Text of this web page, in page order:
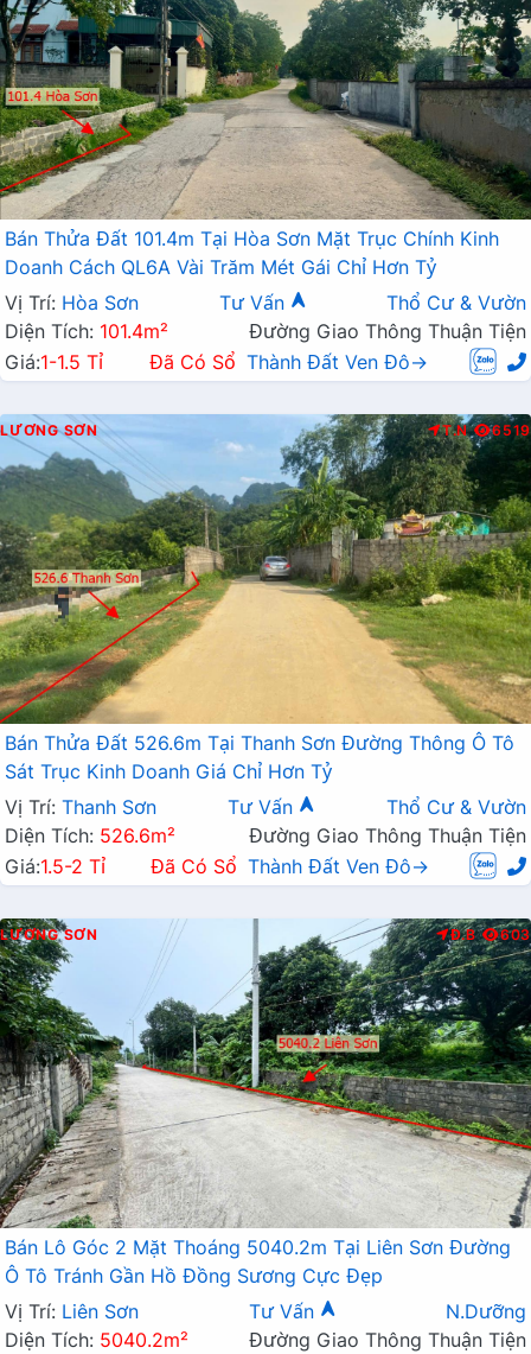
Bán Thửa Đất 101.4m Tại Hòa Sơn Mặt Trục Chính Kinh
Doanh Cách QL6A Vài Trăm Mét Gái Chỉ Hơn Tỷ
Vị Trí: Hòa Sơn Tư Vấn
Thổ Cư & Vườn
Diện Tích: 101.4m²
Đường Giao Thông Thuận Tiện
Giá:1-1.5 Tỉ Đã Có Sổ Thành Đất Ven Đô→
LƯƠNG SƠN T.N 6519
Bán Thửa Đất 526.6m Tại Thanh Sơn Đường Thông Ô Tô
Sát Trục Kinh Doanh Giá Chỉ Hơn Tỷ
Vị Trí: Thanh Sơn Tư Vấn
Thổ Cư & Vườn
Diện Tích: 526.6m²
Đường Giao Thông Thuận Tiện
Giá:1.5-2 Tỉ Đã Có Sổ Thành Đất Ven Đô→
LƯƠNG SƠN Đ.B 603
Bán Lô Góc 2 Mặt Thoáng 5040.2m Tại Liên Sơn Đường
Ô Tô Tránh Gần Hồ Đồng Sương Cực Đẹp
Vị Trí: Liên Sơn Tư Vấn
N.Dưỡng
Diện Tích: 5040.2m²
Đường Giao Thông Thuận Tiện